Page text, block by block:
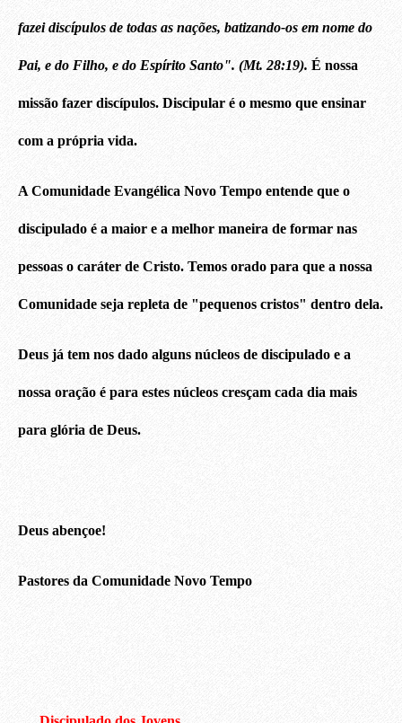
fazei discípulos de todas as nações, batizando-os em nome do
Pai, e do Filho, e do Espírito Santo". (Mt. 28:19). É nossa
missão fazer discípulos. Discipular é o mesmo que ensinar
com a própria vida.
A Comunidade Evangélica Novo Tempo entende que o
discipulado é a maior e a melhor maneira de formar nas
pessoas o caráter de Cristo. Temos orado para que a nossa
Comunidade seja repleta de "pequenos cristos" dentro dela.
Deus já tem nos dado alguns núcleos de discipulado e a
nossa oração é para estes núcleos cresçam cada dia mais
para glória de Deus.
Deus abençoe!
Pastores da Comunidade Novo Tempo